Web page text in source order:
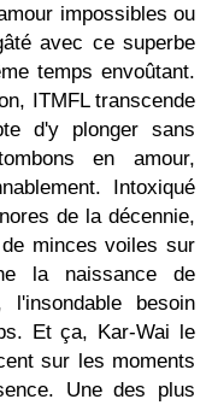
impossibles ou
avec ce superbe
temps envoûtant.
ITMFL transcende
d'y plonger sans
en amour,
Intoxiqué
de la décennie,
minces voiles sur
la naissance de
l'insondable besoin
Et ça, Kar-Wai le
sur les moments
Une des plus